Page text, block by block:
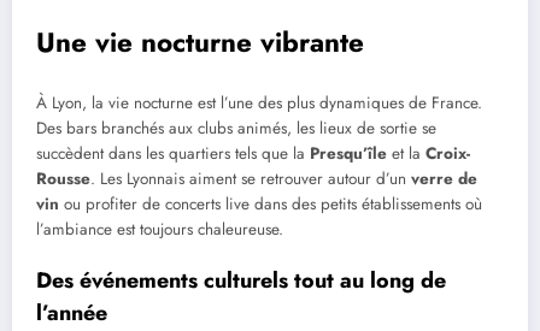
Une vie nocturne vibrante
À Lyon, la vie nocturne est l’une des plus dynamiques de France.
Des bars branchés aux clubs animés, les lieux de sortie se
succèdent dans les quartiers tels que la Presqu’île et la Croix-
Rousse. Les Lyonnais aiment se retrouver autour d’un verre de
vin ou profiter de concerts live dans des petits établissements où
l’ambiance est toujours chaleureuse.
Des événements culturels tout au long de
l’année